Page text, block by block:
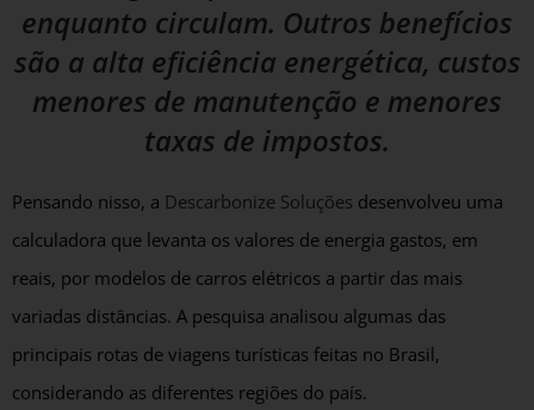
enquanto circulam. Outros benefícios
são a alta eficiência energética, custos
menores de manutenção e menores
taxas de impostos.
Pensando nisso, a Descarbonize Soluções desenvolveu uma
calculadora que levanta os valores de energia gastos, em
reais, por modelos de carros elétricos a partir das mais
variadas distâncias. A pesquisa analisou algumas das
principais rotas de viagens turísticas feitas no Brasil,
considerando as diferentes regiões do país.